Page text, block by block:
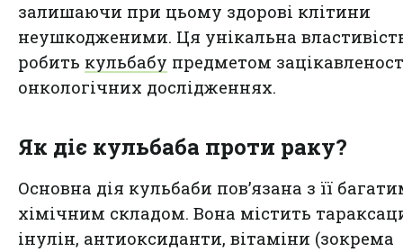
залишаючи при цьому здорові клітини
неушкодженими. Ця унікальна
робить кульбабу предметом
онкологічних дослідженнях.
Як діє кульбаба проти раку?
Основна дія кульбаби пов’язана з її
хімічним складом. Вона містить
інулін, антиоксиданти, вітаміни (зокрема